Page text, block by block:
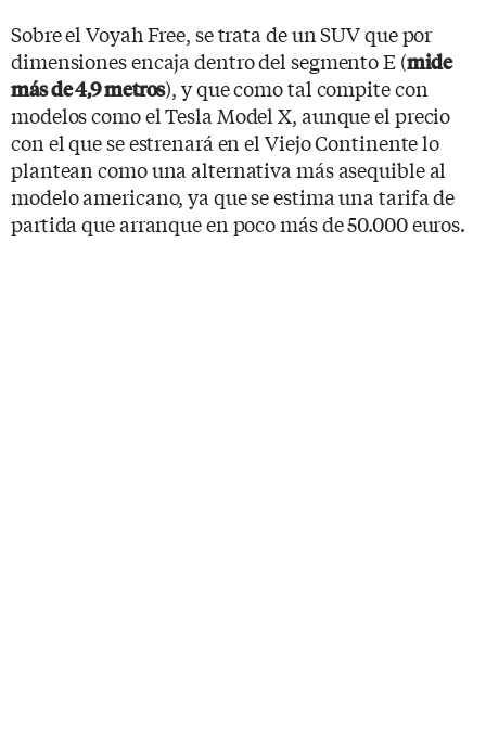
Sobre el Voyah Free, se trata de un SUV que por
dimensiones encaja dentro del segmento E (mide
más de 4,9 metros), y que como tal compite con
modelos como el Tesla Model X, aunque el precio
con el que se estrenará en el Viejo Continente lo
plantean como una alternativa más asequible al
modelo americano, ya que se estima una tarifa de
partida que arranque en poco más de 50.000 euros.